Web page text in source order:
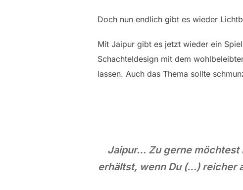
Doch nun endlich gibt es wieder
Mit Jaipur gibt es jetzt wieder ein
Schachteldesign mit dem
lassen. Auch das Thema sollte
Jaipur… Zu gerne möchtest
erhältst, wenn Du (…) reicher